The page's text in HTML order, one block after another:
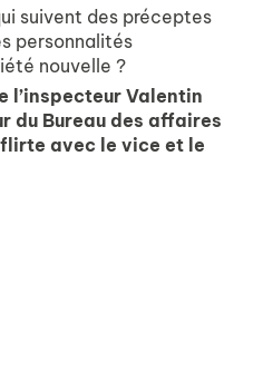
suivent des préceptes
personnalités
nouvelle ?
l’inspecteur Valentin
du Bureau des affaires
avec le vice et le